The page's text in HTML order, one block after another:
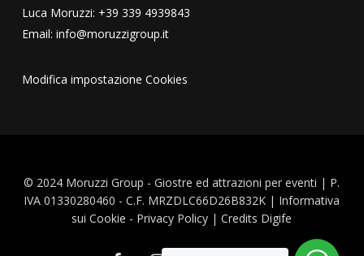
Luca Moruzzi: +39 339 4939843
Email: info@moruzzigroup.it
Modifica impostazione Cookies
© 2024 Moruzzi Group - Giostre ed attrazioni per eventi | P.
IVA 01330280460 - C.F. MRZDLC66D26B832K | Informativa
sui Cookie - Privacy Policy | Credits Digife